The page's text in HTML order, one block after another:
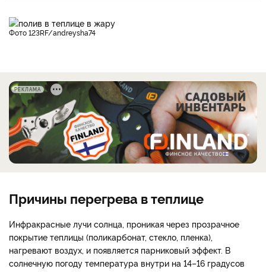
фото 123RF/andreysha74
РЕКЛАМА
Причины перегрева в теплице
Инфракрасные лучи солнца, проникая через прозрачное
покрытие теплицы (поликарбонат, стекло, пленка),
нагревают воздух, и появляется парниковый эффект. В
солнечную погоду температура внутри на 14–16 градусов